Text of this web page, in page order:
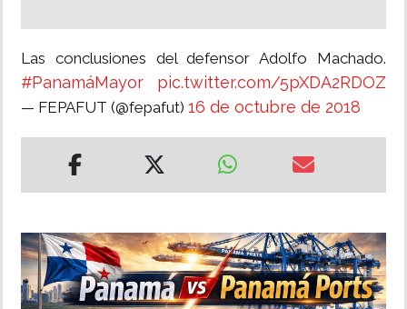
Las conclusiones del defensor Adolfo Machado.
#PanamáMayor pic.twitter.com/5pXDA2RDOZ
— FEPAFUT (@fepafut) 16 de octubre de 2018